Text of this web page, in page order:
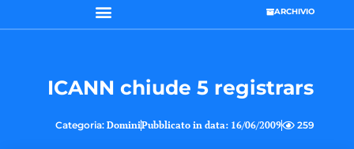
ARCHIVIO
ICANN chiude 5 registrars
Categoria: DominiPubblicato in data: 16/06/2009 259